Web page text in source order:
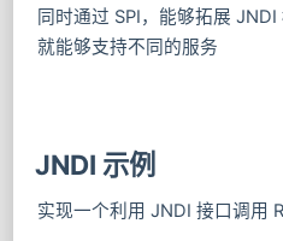
同时通过 SPI，能够拓展
就能够支持不同的服务
JNDI 示例
实现一个利用 JNDI 接口调用